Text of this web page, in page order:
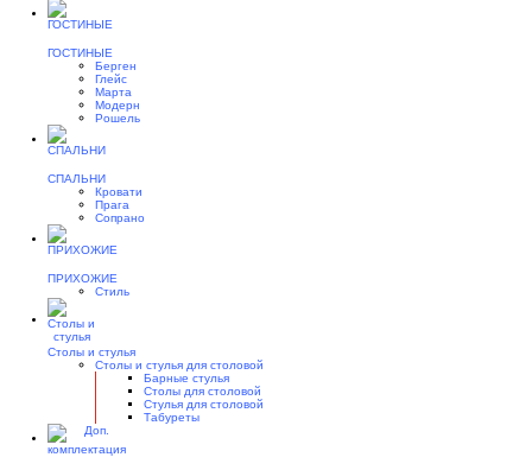
ГОСТИНЫЕ
Берген
Глейс
Марта
Модерн
Рошель
СПАЛЬНИ
Кровати
Прага
Сопрано
ПРИХОЖИЕ
Стиль
Столы и стулья
Столы и стулья для столовой
Барные стулья
Столы для столовой
Стулья для столовой
Табуреты